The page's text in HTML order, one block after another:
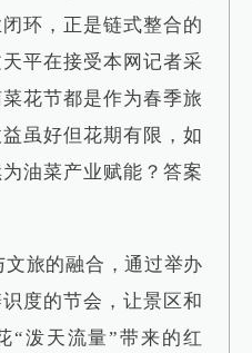
环，正是链式整合的
平在接受本网记者采
花节都是作为春季旅
虽好但花期有限，如
油菜产业赋能？答案
旅的融合，通过举办
度的节会，让景区和
“泼天流量”带来的红